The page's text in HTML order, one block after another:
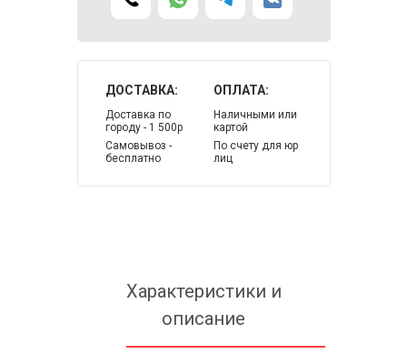
ДОСТАВКА:
Доставка по
городу - 1 500р
Самовывоз -
бесплатно
ОПЛАТА:
Наличными или
картой
По счету для юр
лиц
Характеристики и
описание